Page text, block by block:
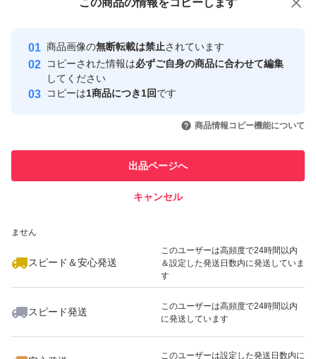
安心取引出品者
心・安全なユーザーです
取引実績
引を完了させた実績があります
での取引実績があります
ません
スピード＆安心発送
このユーザーは高頻度で24時間以内
＆設定した発送日数内に発送していま
す
スピード発送
このユーザーは高頻度で24時間以内
に発送しています
このユーザーは設定した発送日数内に
この商品の情報をコピーします
商品画像の無断転載は禁止されています
コピーされた情報は必ずご自身の商品に合わせて編集
してください
コピーは1商品につき1回です
商品情報コピー機能について
出品ページへ
キャンセル
この商品をみている人にオススメ
いいね！
3,680